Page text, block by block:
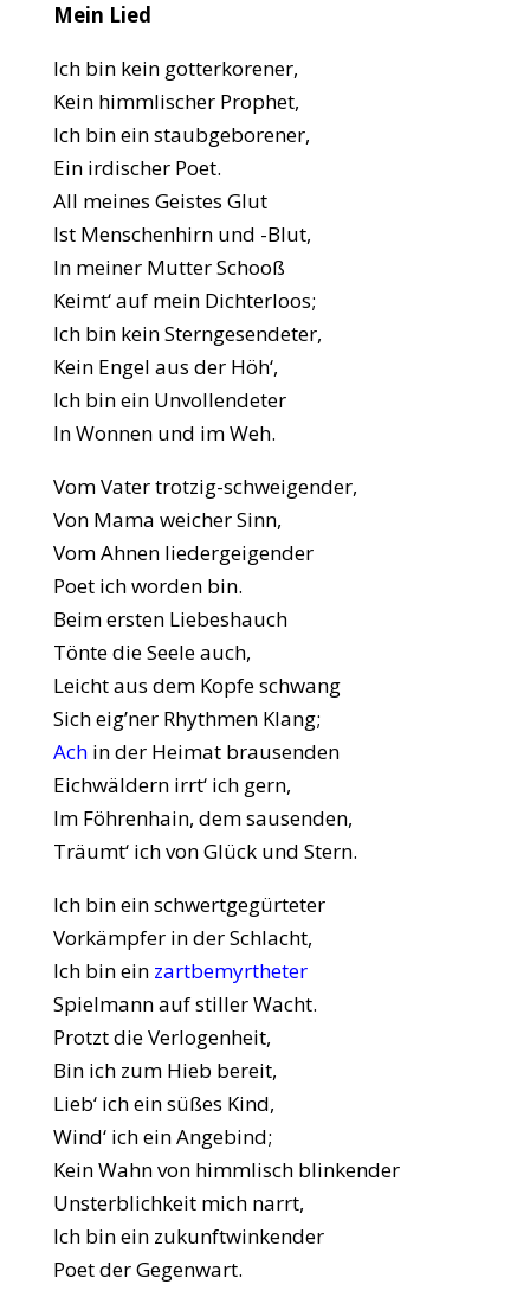
Mein Lied
Ich bin kein gotterkorener,
Kein himmlischer Prophet,
Ich bin ein staubgeborener,
Ein irdischer Poet.
All meines Geistes Glut
Ist Menschenhirn und -Blut,
In meiner Mutter Schooß
Keimt‘ auf mein Dichterloos;
Ich bin kein Sterngesendeter,
Kein Engel aus der Höh‘,
Ich bin ein Unvollendeter
In Wonnen und im Weh.
Vom Vater trotzig-schweigender,
Von Mama weicher Sinn,
Vom Ahnen liedergeigender
Poet ich worden bin.
Beim ersten Liebeshauch
Tönte die Seele auch,
Leicht aus dem Kopfe schwang
Sich eig’ner Rhythmen Klang;
Achin der Heimat brausenden
Eichwäldern irrt‘ ich gern,
Im Föhrenhain, dem sausenden,
Träumt‘ ich von Glück und Stern.
Ich bin ein schwertgegürteter
Vorkämpfer in der Schlacht,
Ich bin ein zartbemyrtheter
Spielmann auf stiller Wacht.
Protzt die Verlogenheit,
Bin ich zum Hieb bereit,
Lieb‘ ich ein süßes Kind,
Wind‘ ich ein Angebind;
Kein Wahn von himmlisch blinkender
Unsterblichkeit mich narrt,
Ich bin ein zukunftwinkender
Poet der Gegenwart.